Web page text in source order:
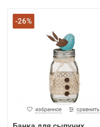
-26%
избранное сравнить